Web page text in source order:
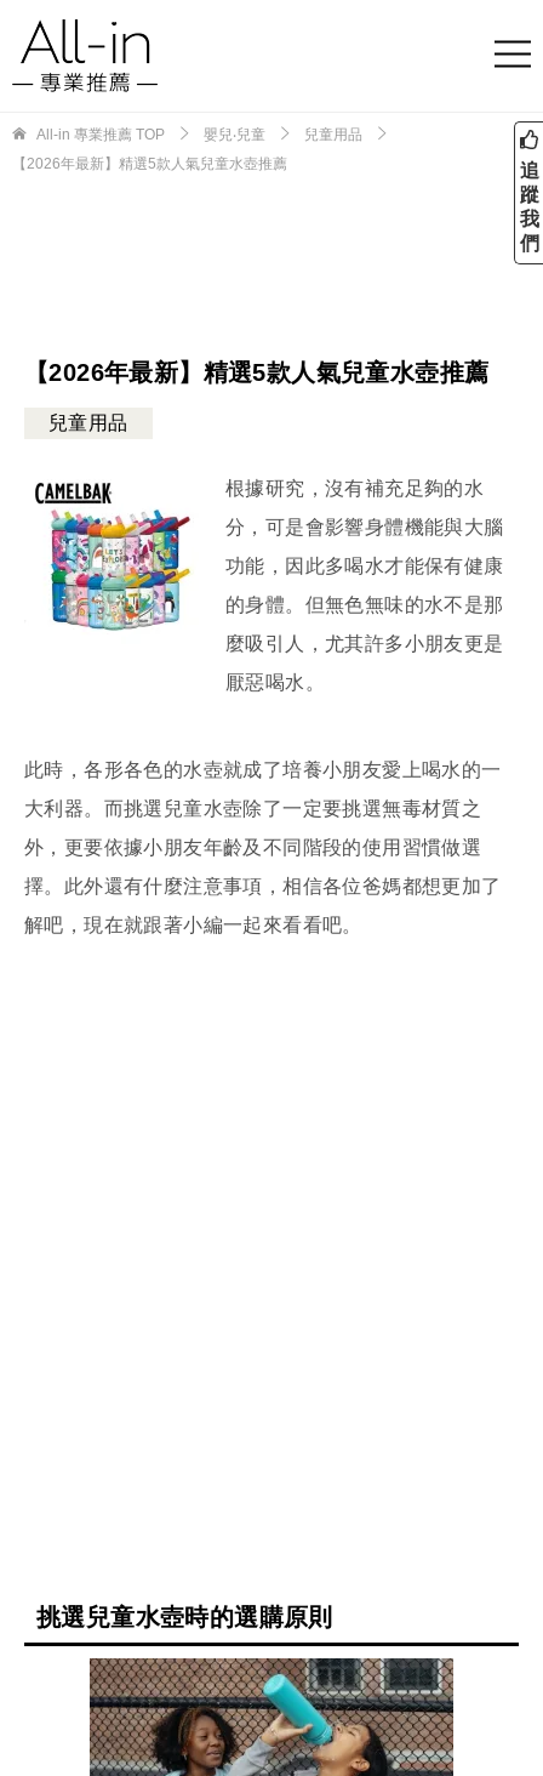
All-in 專業推薦 TOP 嬰兒‧兒童
兒童用品
【2026年最新】精選5款人氣兒童水壺推薦
【2026年最新】精選5款人氣兒童水壺推薦
兒童用品
根據研究，沒有補充足夠的水
分，可是會影響身體機能與大腦
功能，因此多喝水才能保有健康
的身體。但無色無味的水不是那
麼吸引人，尤其許多小朋友更是
厭惡喝水。
此時，各形各色的水壺就成了培養小朋友愛上喝水的一
大利器。而挑選兒童水壺除了一定要挑選無毒材質之
外，更要依據小朋友年齡及不同階段的使用習慣做選
擇。此外還有什麼注意事項，相信各位爸媽都想更加了
解吧，現在就跟著小編一起來看看吧。
挑選兒童水壺時的選購原則
追
蹤
我
們